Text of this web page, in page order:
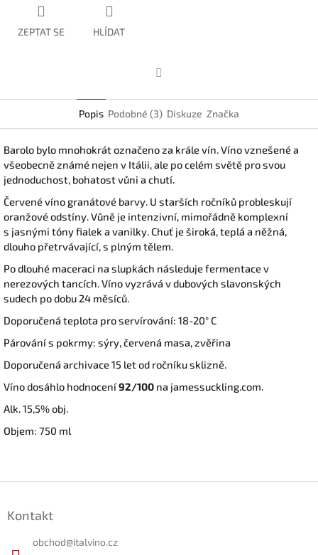
ZEPTAT SE HLÍDAT
Popis Podobné (3) Diskuze Značka
Barolo bylo mnohokrát označeno za krále vín. Víno vznešené a
všeobecně známé nejen v Itálii, ale po celém světě pro svou
jednoduchost, bohatost vůni a chutí.
Červené víno granátové barvy. U starších ročníků probleskují
oranžové odstíny. Vůně je intenzivní, mimořádně komplexní
s jasnými tóny fialek a vanilky. Chuť je široká, teplá a něžná,
dlouho přetrvávající, s plným tělem.
Po dlouhé maceraci na slupkách následuje fermentace v
nerezových tancích. Víno vyzrává v dubových slavonských
sudech po dobu 24 měsíců.
Doporučená teplota pro servírování: 18-20° C
Párování s pokrmy: sýry, červená masa, zvěřina
Doporučená archivace 15 let od ročníku sklizně.
Víno dosáhlo hodnocení92/100 na jamessuckling.com.
Alk. 15,5% obj.
Objem: 750 ml
Kontakt
obchod@italvino.cz